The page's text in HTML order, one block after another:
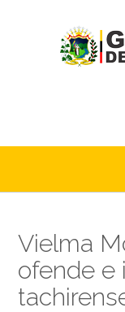
Vielma
ofende e